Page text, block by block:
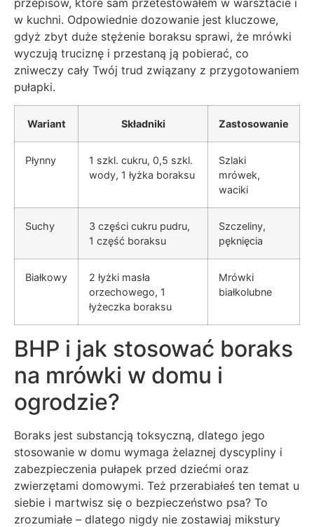
w kuchni. Odpowiednie dozowanie jest kluczowe,
gdyż zbyt duże stężenie boraksu sprawi, że mrówki
wyczują truciznę i przestaną ją pobierać, co
zniweczy cały Twój trud związany z przygotowaniem
pułapki.
Wariant Składniki Zastosowanie
Płynny
1 szkl. cukru, 0,5 szkl.
wody, 1 łyżka boraksu
Szlaki
mrówek,
waciki
Suchy
3 części cukru pudru,
1 część boraksu
Szczeliny,
pęknięcia
Białkowy
2 łyżki masła
orzechowego, 1
łyżeczka boraksu
Mrówki
białkolubne
BHP i jak stosować boraks
na mrówki w domu i
ogrodzie?
Boraks jest substancją toksyczną, dlatego jego
stosowanie w domu wymaga żelaznej dyscypliny i
zabezpieczenia pułapek przed dziećmi oraz
zwierzętami domowymi. Też przerabiałeś ten temat u
siebie i martwisz się o bezpieczeństwo psa? To
zrozumiałe – dlatego nigdy nie zostawiaj mikstury